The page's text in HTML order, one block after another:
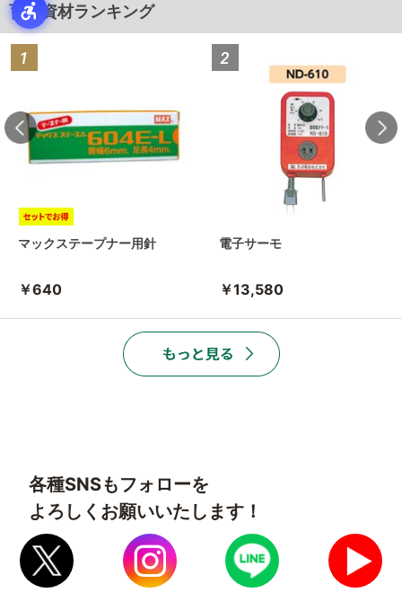
育苗資材ランキング
マックステープナー用針
￥640
電子サーモ
￥13,580
各種SNSもフォローを
よろしくお願いいたします！